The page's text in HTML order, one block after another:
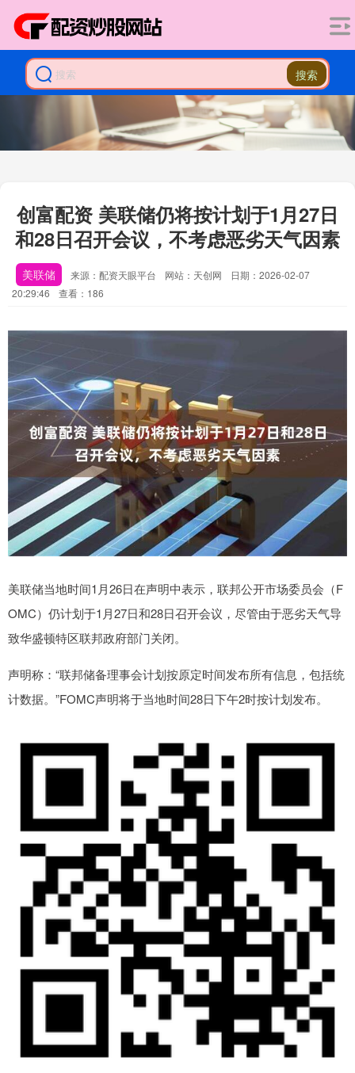
搜索
创富配资 美联储仍将按计划于1月27日
和28日召开会议，不考虑恶劣天气因素
美联储 来源：配资天眼平台 网站：天创网
日期：2026-02-07
20:29:46
查看：186
美联储当地时间1月26日在声明中表示，联邦公开市场委员会（F
OMC）仍计划于1月27日和28日召开会议，尽管由于恶劣天气导
致华盛顿特区联邦政府部门关闭。
声明称：“联邦储备理事会计划按原定时间发布所有信息，包括统
计数据。”FOMC声明将于当地时间28日下午2时按计划发布。